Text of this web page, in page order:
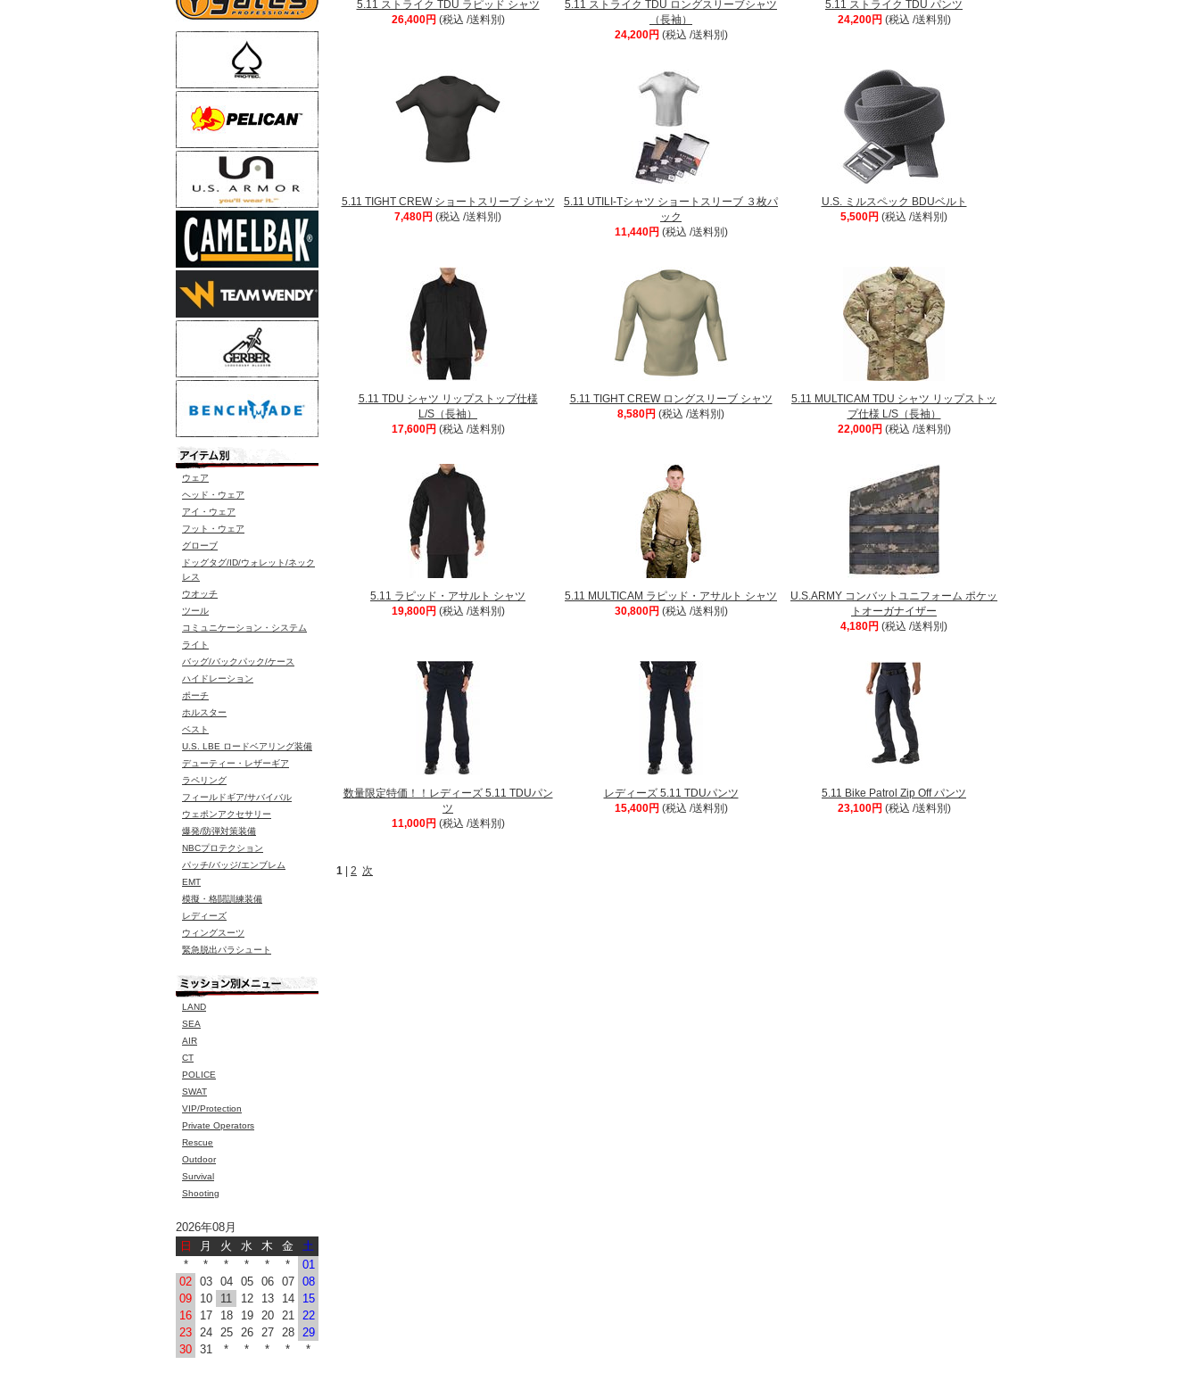
5.11 ストライク TDU ラピッド シャツ
26,400円 (税込 /送料別)
5.11 ストライク TDU ロングスリーブシャツ
（長袖）
24,200円 (税込 /送料別)
5.11 ストライク TDU パンツ
24,200円 (税込 /送料別)
5.11 TIGHT CREW ショートスリーブ シャツ
7,480円 (税込 /送料別)
5.11 UTILI-Tシャツ ショートスリーブ ３枚パ
ック
11,440円 (税込 /送料別)
U.S. ミルスペック BDUベルト
5,500円 (税込 /送料別)
5.11 TDU シャツ リップストップ仕様
L/S（長袖）
17,600円 (税込 /送料別)
5.11 TIGHT CREW ロングスリーブ シャツ
8,580円 (税込 /送料別)
5.11 MULTICAM TDU シャツ リップストッ
プ仕様 L/S（長袖）
22,000円 (税込 /送料別)
5.11 ラピッド・アサルト シャツ
19,800円 (税込 /送料別)
5.11 MULTICAM ラピッド・アサルト シャツ
30,800円 (税込 /送料別)
U.S.ARMY コンバットユニフォーム ポケッ
トオーガナイザー
4,180円 (税込 /送料別)
数量限定特価！！レディーズ 5.11 TDUパン
ツ
11,000円 (税込 /送料別)
レディーズ 5.11 TDUパンツ
15,400円 (税込 /送料別)
5.11 Bike Patrol Zip Off パンツ
23,100円 (税込 /送料別)
1 | 2 次
ウェア
ヘッド・ウェア
アイ・ウェア
フット・ウェア
グローブ
ドッグタグ/ID/ウォレット/ネック
レス
ウオッチ
ツール
コミュニケーション・システム
ライト
バッグ/バックパック/ケース
ハイドレーション
ポーチ
ホルスター
ベスト
U.S. LBE ロードベアリング装備
デューティー・レザーギア
ラペリング
フィールドギア/サバイバル
ウェポンアクセサリー
爆発/防弾対策装備
NBCプロテクション
パッチ/バッジ/エンブレム
EMT
模擬・格闘訓練装備
レディーズ
ウィングスーツ
緊急脱出パラシュート
LAND
SEA
AIR
CT
POLICE
SWAT
VIP/Protection
Private Operators
Rescue
Outdoor
Survival
Shooting
2026年08月
日
月 火 水 木 金
土
*
* * * * *
01
02 03 04 05 06 07
08
09
10 11 12 13 14
15
16
17 18 19 20 21
22
23
24 25 26 27 28
29
30 31 * * * * *